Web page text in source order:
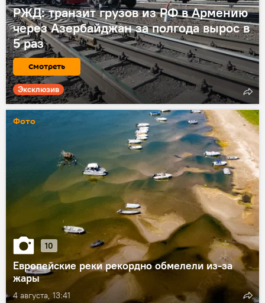
Эксклюзив
РЖД: транзит грузов из РФ в Армению
через Азербайджан за полгода вырос в
5 раз
Смотреть
4 августа, 13:41
Фото
10
Европейские реки рекордно обмелели из-за
жары